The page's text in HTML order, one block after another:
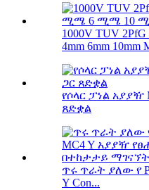
1000V TUV
4mm 6mm 10mm
የሶላር ፓነል አያያዥ
ጸድቋል
ጥሩ ጥራት ያለው የ
Y Con...